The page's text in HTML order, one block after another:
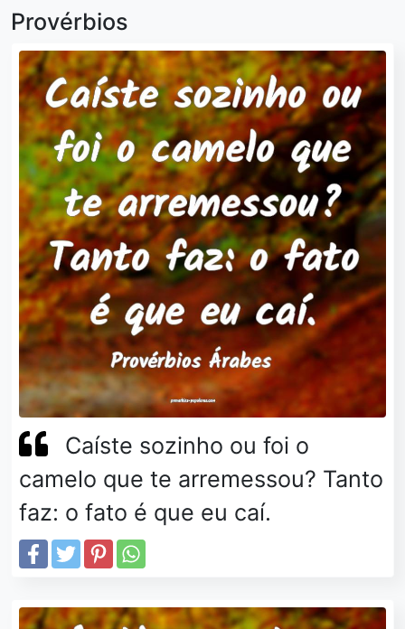
Provérbios
Caíste sozinho ou foi o
camelo que te arremessou? Tanto
faz: o fato é que eu caí.